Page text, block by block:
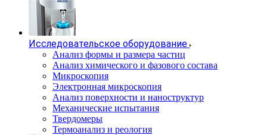
Исследовательское оборудование
Анализ формы и размера частиц
Анализ химического и фазового состава
Микроскопия
Электронная микроскопия
Анализ поверхности и наноструктур
Механические испытания
Твердомеры
Термоанализ и реология